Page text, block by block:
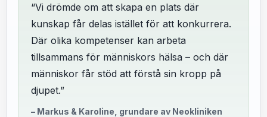
“Vi drömde om att skapa en plats där
kunskap får delas istället för att konkurrera.
Där olika kompetenser kan arbeta
tillsammans för människors hälsa – och där
människor får stöd att förstå sin kropp på
djupet.”
– Markus & Karoline, grundare av Neokliniken